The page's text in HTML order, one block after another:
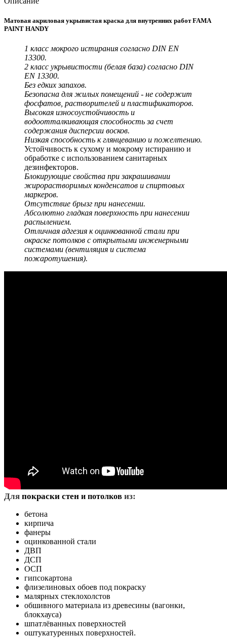
Матовая акриловая укрывистая краска для внутренних работ FAMA
PAINT HANDY
1 класс мокрого истирания согласно DIN EN
13300.
2 класс укрывистости (белая база) согласно DIN
EN 13300.
Без едких запахов.
Безопасна для жилых помещений - не содержит
фосфатов, растворителей и пластификаторов.
Высокая износоустойчивость и
водоотталкивающая способность за счет
содержания дисперсии восков.
Низкая способность к глянцеванию и пожелтению.
Устойчивость к сухому и мокрому истиранию и
обработке с использованием санитарных
дезинфекторов.
Блокирующие свойства при закрашивании
жирорастворимых конденсатов и спиртовых
маркеров.
Отсутствие брызг при нанесении.
Абсолютно гладкая поверхность при нанесении
распылением.
Отличная адгезия к оцинкованной стали при
окраске потолков с открытыми инженерными
системами (вентиляция и система
пожаротушения).
Для покраски стен и потолков из:
бетона
кирпича
фанеры
оцинкованной стали
ДВП
ДСП
ОСП
гипсокартона
флизелиновых обоев под покраску
малярных стеклохолстов
обшивного материала из древесины (вагонки,
блокхауса)
шпатлёванных поверхностей
оштукатуренных поверхностей.